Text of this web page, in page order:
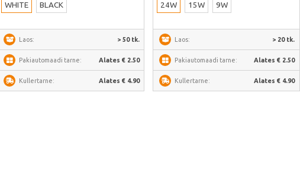
WHITE BLACK
Laos: > 50 tk.
Pakiautomaadi tarne: Alates € 2.50
Kullertarne: Alates € 4.90
24W 15W 9W
Laos: > 20 tk.
Pakiautomaadi tarne: Alates € 2.50
Kullertarne: Alates € 4.90